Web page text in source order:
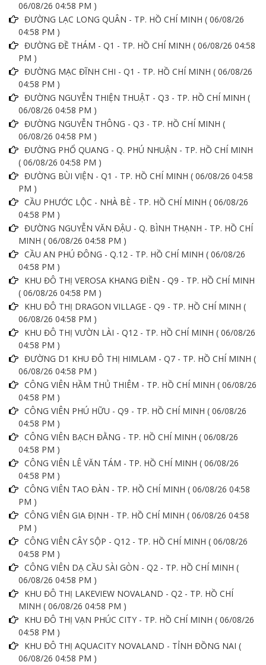
06/08/26 04:58 PM )
ĐƯỜNG LẠC LONG QUÂN - TP. HỒ CHÍ MINH ( 06/08/26
04:58 PM )
ĐƯỜNG ĐỀ THÁM - Q1 - TP. HỒ CHÍ MINH ( 06/08/26 04:58
PM )
ĐƯỜNG MẠC ĐĨNH CHI - Q1 - TP. HỒ CHÍ MINH ( 06/08/26
04:58 PM )
ĐƯỜNG NGUYỄN THIỆN THUẬT - Q3 - TP. HỒ CHÍ MINH (
06/08/26 04:58 PM )
ĐƯỜNG NGUYỄN THÔNG - Q3 - TP. HỒ CHÍ MINH (
06/08/26 04:58 PM )
ĐƯỜNG PHỔ QUANG - Q. PHÚ NHUẬN - TP. HỒ CHÍ MINH
( 06/08/26 04:58 PM )
ĐƯỜNG BÙI VIỆN - Q1 - TP. HỒ CHÍ MINH ( 06/08/26 04:58
PM )
CẦU PHƯỚC LỘC - NHÀ BÈ - TP. HỒ CHÍ MINH ( 06/08/26
04:58 PM )
ĐƯỜNG NGUYỄN VĂN ĐẬU - Q. BÌNH THẠNH - TP. HỒ CHÍ
MINH ( 06/08/26 04:58 PM )
CẦU AN PHÚ ĐÔNG - Q.12 - TP. HỒ CHÍ MINH ( 06/08/26
04:58 PM )
KHU ĐÔ THỊ VEROSA KHANG ĐIỀN - Q9 - TP. HỒ CHÍ MINH
( 06/08/26 04:58 PM )
KHU ĐÔ THỊ DRAGON VILLAGE - Q9 - TP. HỒ CHÍ MINH (
06/08/26 04:58 PM )
KHU ĐÔ THỊ VƯỜN LÀI - Q12 - TP. HỒ CHÍ MINH ( 06/08/26
04:58 PM )
ĐƯỜNG D1 KHU ĐÔ THỊ HIMLAM - Q7 - TP. HỒ CHÍ MINH (
06/08/26 04:58 PM )
CÔNG VIÊN HẦM THỦ THIÊM - TP. HỒ CHÍ MINH ( 06/08/26
04:58 PM )
CÔNG VIÊN PHÚ HỮU - Q9 - TP. HỒ CHÍ MINH ( 06/08/26
04:58 PM )
CÔNG VIÊN BẠCH ĐẰNG - TP. HỒ CHÍ MINH ( 06/08/26
04:58 PM )
CÔNG VIÊN LÊ VĂN TÁM - TP. HỒ CHÍ MINH ( 06/08/26
04:58 PM )
CÔNG VIÊN TAO ĐÀN - TP. HỒ CHÍ MINH ( 06/08/26 04:58
PM )
CÔNG VIÊN GIA ĐỊNH - TP. HỒ CHÍ MINH ( 06/08/26 04:58
PM )
CÔNG VIÊN CÂY SỘP - Q12 - TP. HỒ CHÍ MINH ( 06/08/26
04:58 PM )
CÔNG VIÊN DẠ CẦU SÀI GÒN - Q2 - TP. HỒ CHÍ MINH (
06/08/26 04:58 PM )
KHU ĐÔ THỊ LAKEVIEW NOVALAND - Q2 - TP. HỒ CHÍ
MINH ( 06/08/26 04:58 PM )
KHU ĐÔ THỊ VẠN PHÚC CITY - TP. HỒ CHÍ MINH ( 06/08/26
04:58 PM )
KHU ĐÔ THỊ AQUACITY NOVALAND - TỈNH ĐỒNG NAI (
06/08/26 04:58 PM )